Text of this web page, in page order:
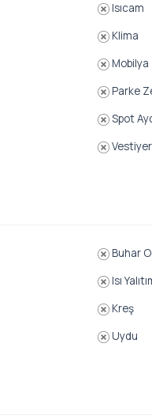
Isıcam
Klima
Mobilya
Parke
Spot
Vestiyer
Buhar
Isı
Kreş
Uydu